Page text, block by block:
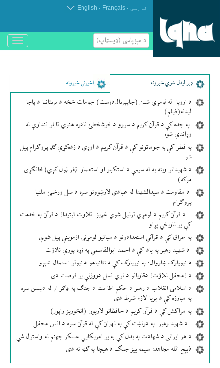
فارسی .
Français
.
English
د مېزپاسى (ډیسټاپ)
باز
و
ډير لیدل شوي خبرونه اخیرني خبرونه
د اروپا له لومړي شین (چاپېریال‌دوست) جومات څخه د بریتانیا د پاچا
لیدنه(فیلم)
په جده کې د قرآن کریم د سورو د خوشخطئ نادره هنري تابلو نندارې ته
وړاندې شوه
په قطر کې په جوماتونو کې د قرآن کریم د اوړي د زده‌کړې ګډ پروګرام پیل
شو
د شهیدانو وینه به له سیمې د استکبار او استعمار ټغر ټول کړي(ځانګړی
مرکه)
د مقاومت د سیدالشهدا له عبادي لارښوونو سره د سل ورځنئ ملتیا
پروګرام
د قرآن کریم د لومړي ترتیل شوي غږیز تلاوت ثبتیدا؛ د قرآن په خدمت
کې یو تاریخي پړاو
په عراق کې د قرآني استعدادونو د سیالیو لومړنۍ ازموینې پیل شوې
د شهید رهبر په یاد کې د احمد ابوالقاسمي په زړه پورې تلاؤت
د نیویارک ښاروال: په نیویارک کې د نتانیاهو د نیولو احتمال څېړو
د ؛محفل تلاؤت؛ دقاریانو د نوي نسل دروزنې یو فرصت دی
د اسلامی انقلاب د رهبر د حکم اطاعت د جنګ په ډګر او له دښمن سره
په مبارزه کې د بریا لازم شرط دی
په مراکش کې د قرآن کریم د حافظانو لاریون (انځوریز راپور)
د شهید رهبر په درنښت کې په تهران کې له قرآن سره د انس محفل
د هر ایرانی د شهادت په بدل کې به یو امریکایي عسکر جهنم ته واستول شي
ذبیح الله مجاهد: سیمه ییز جنګ د هیچا په ګټه نه دی